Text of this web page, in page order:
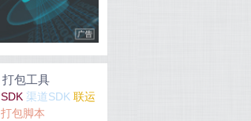
打包工具
SDK 渠道SDK 联运
打包脚本